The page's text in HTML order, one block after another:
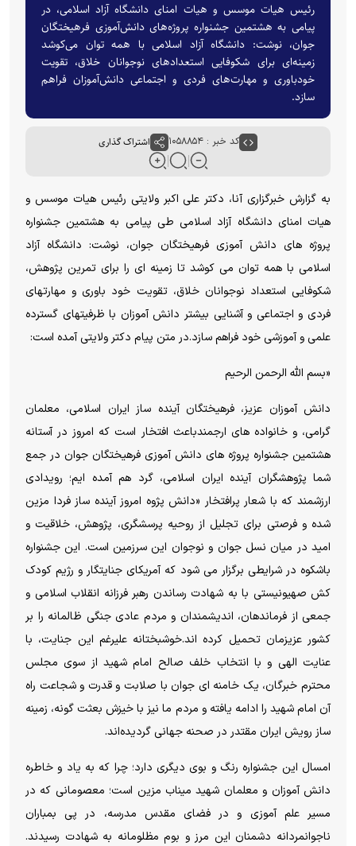
رئیس هیات موسس و هیات امنای دانشگاه آزاد اسلامی، در
پیامی به هشتمین جشنواره پروژه‌های دانش‌آموزی فرهیختگان
جوان، نوشت: دانشگاه آزاد اسلامی با همه توان می‌کوشد
زمینه‌ای برای شکوفایی استعدادهای نوجوانان خلاق، تقویت
خودباوری و مهارت‌های فردی و اجتماعی دانش‌آموزان فراهم
سازد.
کد خبر : ۱۰۵۸۸۵۴ اشتراک گذاری
به گزارش خبرگزاری آنا، دکتر علی اکبر ولایتی رئیس هیات موسس و
هیات امنای دانشگاه آزاد اسلامی طی پیامی به هشتمین جشنواره
پروژه های دانش آموزی فرهیختگان جوان، نوشت: دانشگاه آزاد
اسلامی با همه توان می کوشد تا زمینه ای را برای تمرین پژوهش،
شکوفایی استعداد نوجوانان خلاق، تقویت خود باوری و مهارتهای
فردی و اجتماعی و آشنایی بیشتر دانش آموزان با ظرفیتهای گسترده
علمی و آموزشی خود فراهم سازد.در متن پیام دکتر ولایتی آمده است:
«بسم الله الرحمن الرحیم
دانش آموزان عزیز، فرهیختگان آینده ساز ایران اسلامی، معلمان
گرامی، و خانواده های ارجمندباعث افتخار است که امروز در آستانه
هشتمین جشنواره پروژه های دانش آموزی فرهیختگان جوان در جمع
شما پژوهشگران آینده ایران اسلامی، گرد هم آمده ایم؛ رویدادی
ارزشمند که با شعار پرافتخار «دانش پژوه امروز آینده ساز فردا مزین
شده و فرصتی برای تجلیل از روحیه پرسشگری، پژوهش، خلاقیت و
امید در میان نسل جوان و نوجوان این سرزمین است. این جشنواره
باشکوه در شرایطی برگزار می شود که آمریکای جنایتگار و رژیم کودک
کش صهیونیستی با به شهادت رساندن رهبر فرزانه انقلاب اسلامی و
جمعی از فرماندهان، اندیشمندان و مردم عادی جنگی ظالمانه را بر
کشور عزیزمان تحمیل کرده اند.خوشبختانه علیرغم این جنایت، با
عنایت الهی و با انتخاب خلف صالح امام شهید از سوی مجلس
محترم خبرگان، یک خامنه ای جوان با صلابت و قدرت و شجاعت راه
آن امام شهید را ادامه یافته و مردم ما نیز با خیزش بعثت گونه، زمینه
ساز رویش ایران مقتدر در صحنه جهانی گردیده‌اند.
امسال این جشنواره رنگ و بوی دیگری دارد؛ چرا که به یاد و خاطره
دانش آموزان و معلمان شهید میناب مزین است؛ معصومانی که در
مسیر علم آموزی و در فضای مقدس مدرسه، در پی بمباران
ناجوانمردانه دشمنان این مرز و بوم مظلومانه به شهادت رسیدند.